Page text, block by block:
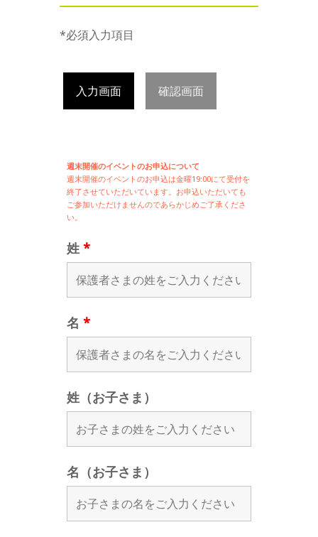
*必須入力項目
入力画面 確認画面
週末開催のイベントのお申込について
週末開催のイベントのお申込は金曜19:00にて受付を
終了させていただいています。お申込いただいても
ご参加いただけませんのであらかじめご了承くださ
い。
姓 *
名 *
姓（お子さま）
名（お子さま）